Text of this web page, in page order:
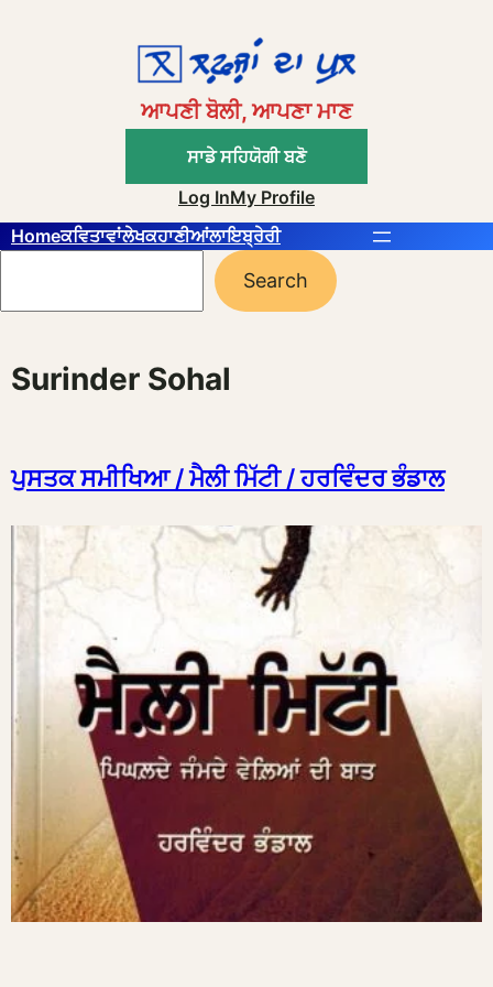
ਆਪਣੀ ਬੋਲੀ, ਆਪਣਾ ਮਾਣ
ਸਾਡੇ ਸਹਿਯੋਗੀ ਬਣੋ
Log InMy Profile
Homeਕਵਿਤਾਵਾਂਲੇਖਕਹਾਣੀਆਂਲਾਇਬ੍ਰੇਰੀ
Search
Surinder Sohal
ਪੁਸਤਕ ਸਮੀਖਿਆ / ਮੈਲੀ ਮਿੱਟੀ / ਹਰਵਿੰਦਰ ਭੰਡਾਲ